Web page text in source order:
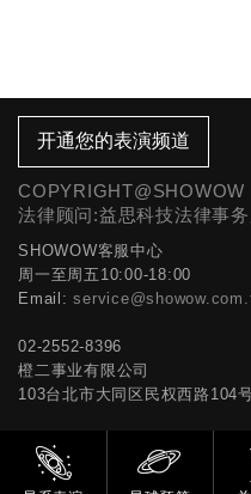
开通您的表演频道
法律顾问:益思科技法律事
SHOWOW客服中心
周一至周五10:00-18:00
Email:
02-2552-8396
橙二事业有限公司
103台北市大同区民权西路104